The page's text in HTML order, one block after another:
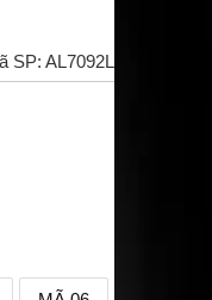
SP: AL7092L